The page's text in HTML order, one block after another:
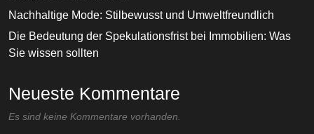
Nachhaltige Mode: Stilbewusst und Umweltfreundlich
Die Bedeutung der Spekulationsfrist bei Immobilien: Was
Sie wissen sollten
Neueste Kommentare
Es sind keine Kommentare vorhanden.